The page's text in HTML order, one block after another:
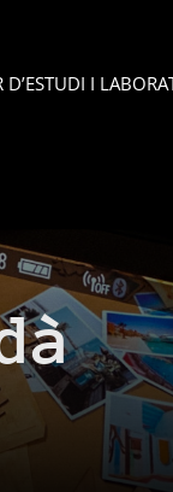
D’ESTUDI I